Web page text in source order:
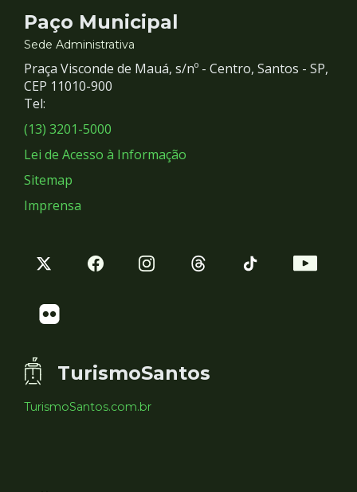
Contato
e
Redes
Sociais
Paço Municipal
Sede Administrativa
Praça Visconde de Mauá, s/nº - Centro, Santos - SP,
CEP 11010-900
Tel:
(13) 3201-5000
Lei de Acesso à Informação
Sitemap
Imprensa
TurismoSantos
TurismoSantos.com.br